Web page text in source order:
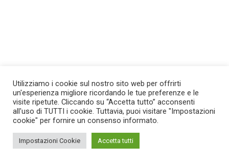
Utilizziamo i cookie sul nostro sito web per offrirti
un'esperienza migliore ricordando le tue preferenze e le
visite ripetute. Cliccando su “Accetta tutto” acconsenti
all'uso di TUTTI i cookie. Tuttavia, puoi visitare "Impostazioni
cookie" per fornire un consenso informato.
Impostazioni Cookie Accetta tutti